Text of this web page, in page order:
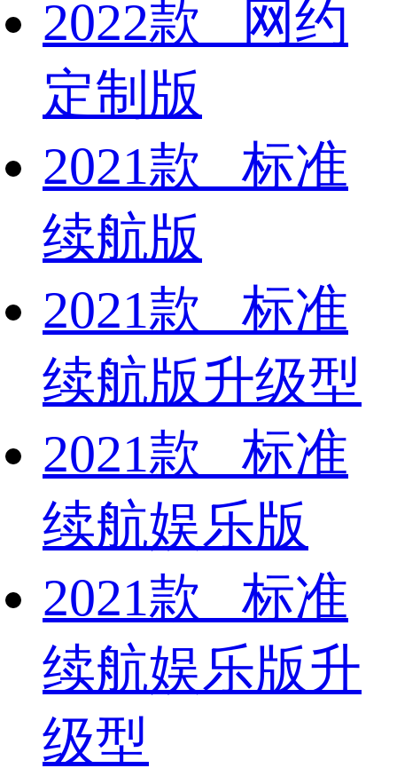
2022款 网约
定制版
2021款 标准
续航版
2021款 标准
续航版升级型
2021款 标准
续航娱乐版
2021款 标准
续航娱乐版升
级型